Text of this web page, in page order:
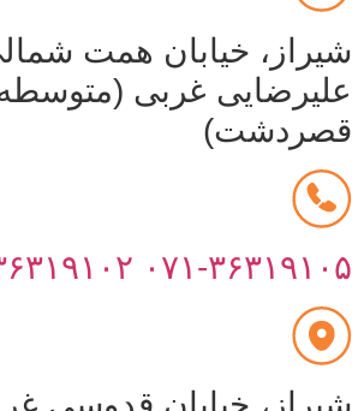
خیابان همت
غربی (متوسطه
۳۶۳۱۹۱۰۵ ۰۷۱-